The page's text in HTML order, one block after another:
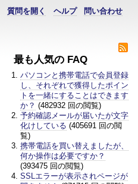
問い合わせ
ヘルプ
質問を開く
最も人気の FAQ
パソコンと携帯電話で会員登録
し、それぞれで獲得したポイン
トを一緒にすることはできます
か？ (482932 回の閲覧)
予約確認メールが届いたが文字
化けしている (405691 回の閲
覧)
携帯電話を買い替えましたが、
何か操作は必要ですか？
(393475 回の閲覧)
SSLエラーが表示されページが